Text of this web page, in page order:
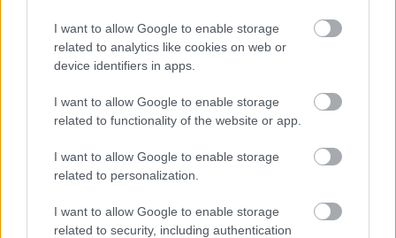
I want to allow Google to enable storage
related to analytics like cookies on web or
device identifiers in apps.
I want to allow Google to enable storage
related to functionality of the website or app.
I want to allow Google to enable storage
related to personalization.
I want to allow Google to enable storage
related to security, including authentication